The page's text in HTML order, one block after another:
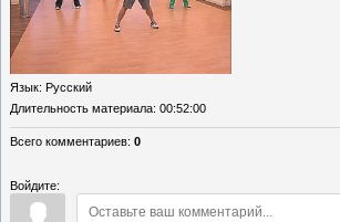
Язык: Русский
Длительность материала: 00:52:00
Всего комментариев: 0
Войдите: